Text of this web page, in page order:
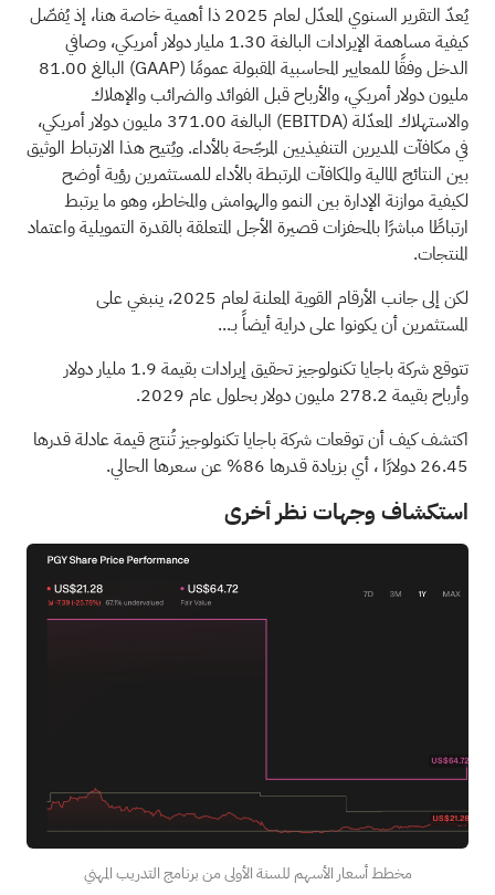
يُعدّ التقرير السنوي المعدّل لعام 2025 ذا أهمية خاصة هنا، إذ يُفصّل
كيفية مساهمة الإيرادات البالغة 1.30 مليار دولار أمريكي، وصافي
الدخل وفقًا للمعايير المحاسبية المقبولة عمومًا (GAAP)
البالغ 81.00
مليون دولار أمريكي، والأرباح قبل الفوائد والضرائب والإهلاك
والاستهلاك المعدّلة (EBITDA)
البالغة 371.00 مليون دولار أمريكي،
في مكافآت المديرين التنفيذيين المرجّحة بالأداء. ويُتيح هذا الارتباط الوثيق
بين النتائج المالية والمكافآت المرتبطة بالأداء للمستثمرين رؤية أوضح
لكيفية موازنة الإدارة بين النمو والهوامش والمخاطر، وهو ما يرتبط
ارتباطًا مباشرًا بالمحفزات قصيرة الأجل المتعلقة بالقدرة التمويلية واعتماد
المنتجات.
لكن إلى جانب الأرقام القوية المعلنة لعام 2025، ينبغي على
المستثمرين أن يكونوا على دراية أيضاً بـ...
تتوقع شركة باجايا تكنولوجيز تحقيق إيرادات بقيمة 1.9 مليار دولار
وأرباح بقيمة 278.2 مليون دولار بحلول عام 2029.
اكتشف كيف أن توقعات شركة باجايا تكنولوجيز تُنتج قيمة عادلة قدرها
26.45 دولارًا
، أي بزيادة قدرها 86% عن سعرها الحالي.
استكشاف وجهات نظر أخرى
مخطط أسعار الأسهم للسنة الأولى من برنامج التدريب المهني